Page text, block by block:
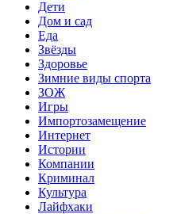
Дети
Дом и сад
Еда
Звёзды
Здоровье
Зимние виды спорта
ЗОЖ
Игры
Импортозамещение
Интернет
Истории
Компании
Криминал
Культура
Лайфхаки